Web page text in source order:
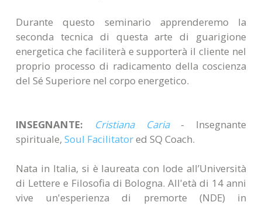
Durante questo seminario apprenderemo la
seconda tecnica di questa arte di guarigione
energetica che faciliterà e supporterà il cliente nel
proprio processo di radicamento della coscienza
del Sé Superiore nel corpo energetico.
INSEGNANTE: Cristiana Caria
- Insegnante
spirituale, Soul Facilitatored SQ Coach.
Nata in Italia, si è laureata con lode all’Università
di Lettere e Filosofia di Bologna. All'età di 14 anni
vive un'esperienza di premorte (NDE) in